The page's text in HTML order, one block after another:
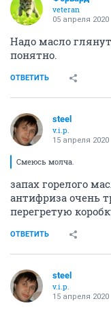
veteran
05 апреля 2020
Надо масло
понятно.
ОТВЕТИТЬ
steel
v.i.p.
15 апреля 2020
Смеюсь молча.
запах горелого
антифриза очень
перегретую
ОТВЕТИТЬ
steel
v.i.p.
15 апреля 2020